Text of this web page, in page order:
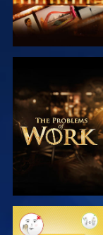
ESPLORA LE
SERIE